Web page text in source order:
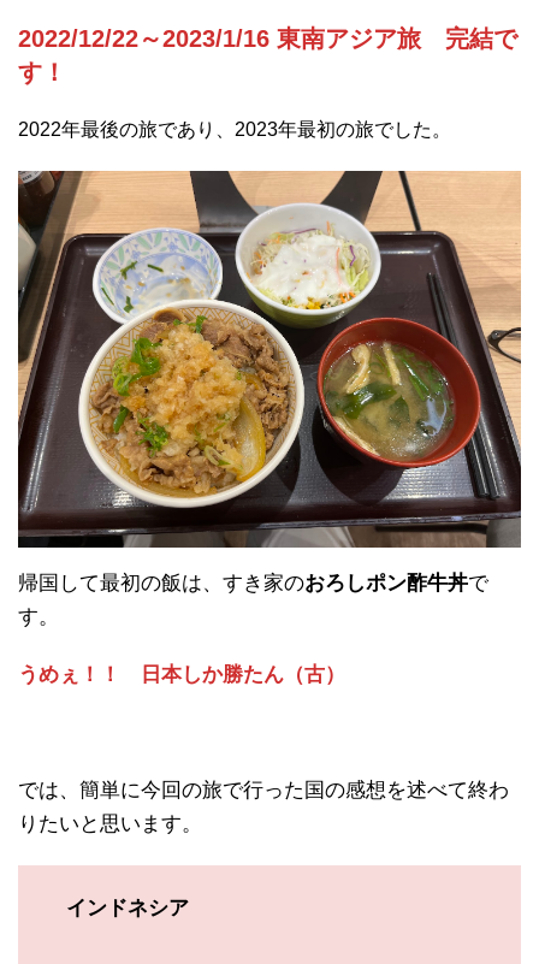
2022/12/22～2023/1/16 東南アジア旅 完結で
す！
2022年最後の旅であり、 2023年最初の旅でした。
帰国して最初の飯は、すき家のおろしポン酢牛丼で
す。
うめぇ！！ 日本しか勝たん（古）
では、簡単に今回の旅で行った国の感想を述べて終わ
りたいと思います。
インドネシア